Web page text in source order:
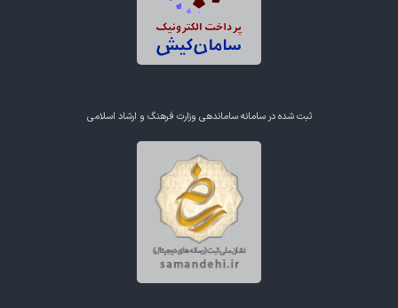
ثبت شده در سامانه ساماندهی وزارت فرهنگ و ارشاد اسلامی